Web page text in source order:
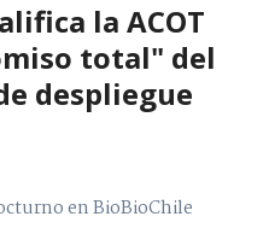
la ACOT
total" del
despliegue
en BioBioChile